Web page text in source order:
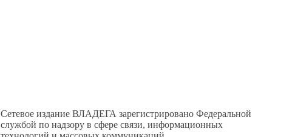
Сетевое издание ВЛАДЕГА зарегистрировано Федеральной
службой по надзору в сфере связи, информационных